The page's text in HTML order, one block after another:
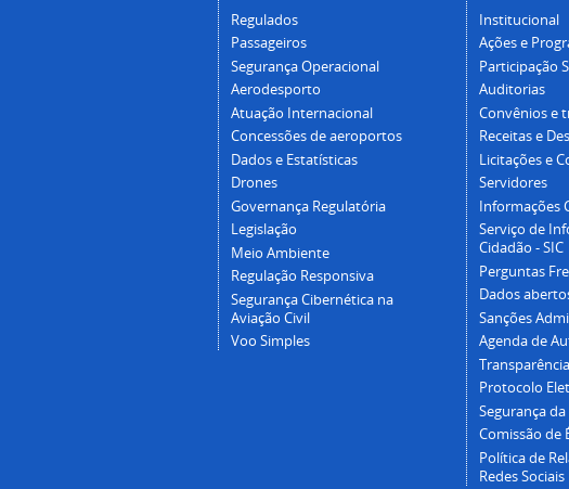
Regulados
Passageiros
Segurança Operacional
Aerodesporto
Atuação Internacional
Concessões de aeroportos
Dados e Estatísticas
Drones
Governança Regulatória
Legislação
Meio Ambiente
Regulação Responsiva
Segurança Cibernética na
Aviação Civil
Voo Simples
Institucional
Ações e
Participação
Auditorias
Convênios e
Receitas e
Licitações e
Servidores
Informações
Serviço de
Cidadão - SIC
Perguntas
Dados
Sanções
Agenda de
Transparência
Protocolo
Segurança
Comissão de
Política de
Redes Sociais